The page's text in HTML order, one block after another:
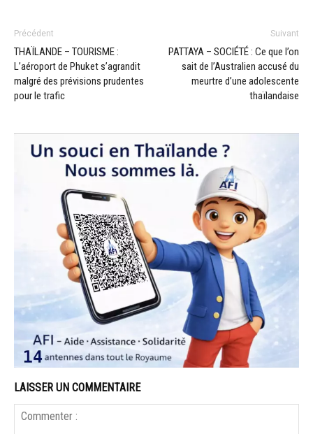
Précédent
THAÏLANDE – TOURISME :
L’aéroport de Phuket s’agrandit
malgré des prévisions prudentes
pour le trafic
Suivant
PATTAYA – SOCIÉTÉ : Ce que l’on
sait de l’Australien accusé du
meurtre d’une adolescente
thaïlandaise
LAISSER UN COMMENTAIRE